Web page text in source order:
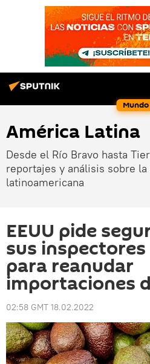
Mundo
América Latina
Desde el Río Bravo hasta
reportajes y análisis sobre la
latinoamericana
EEUU pide
sus
para reanudar
importaciones
02:58 GMT 18.02.2022